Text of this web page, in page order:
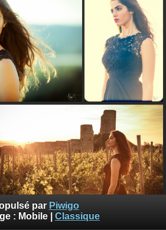
par Piwigo
: Mobile Classique